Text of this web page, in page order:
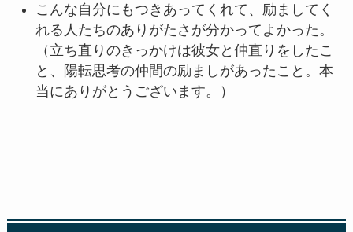
こんな自分にもつきあってくれて、励ましてく
れる人たちのありがたさが分かってよかった。
（立ち直りのきっかけは彼女と仲直りをしたこ
と、陽転思考の仲間の励ましがあったこと。本
当にありがとうございます。）